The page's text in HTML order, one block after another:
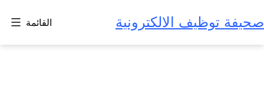
إلى
المحتوى
صحيفة توظيف الالكترونية القائمة